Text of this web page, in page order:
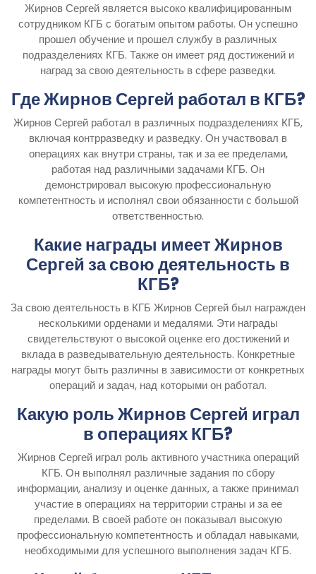
Жирнов Сергей является высоко квалифицированным
сотрудником КГБ с богатым опытом работы. Он успешно
прошел обучение и прошел службу в различных
подразделениях КГБ. Также он имеет ряд достижений и
наград за свою деятельность в сфере разведки.
Где Жирнов Сергей работал в КГБ?
Жирнов Сергей работал в различных подразделениях КГБ,
включая контрразведку и разведку. Он участвовал в
операциях как внутри страны, так и за ее пределами,
работая над различными задачами КГБ. Он
демонстрировал высокую профессиональную
компетентность и исполнял свои обязанности с большой
ответственностью.
Какие награды имеет Жирнов
Сергей за свою деятельность в
КГБ?
За свою деятельность в КГБ Жирнов Сергей был награжден
несколькими орденами и медалями. Эти награды
свидетельствуют о высокой оценке его достижений и
вклада в разведывательную деятельность. Конкретные
награды могут быть различны в зависимости от конкретных
операций и задач, над которыми он работал.
Какую роль Жирнов Сергей играл
в операциях КГБ?
Жирнов Сергей играл роль активного участника операций
КГБ. Он выполнял различные задания по сбору
информации, анализу и оценке данных, а также принимал
участие в операциях на территории страны и за ее
пределами. В своей работе он показывал высокую
профессиональную компетентность и обладал навыками,
необходимыми для успешного выполнения задач КГБ.